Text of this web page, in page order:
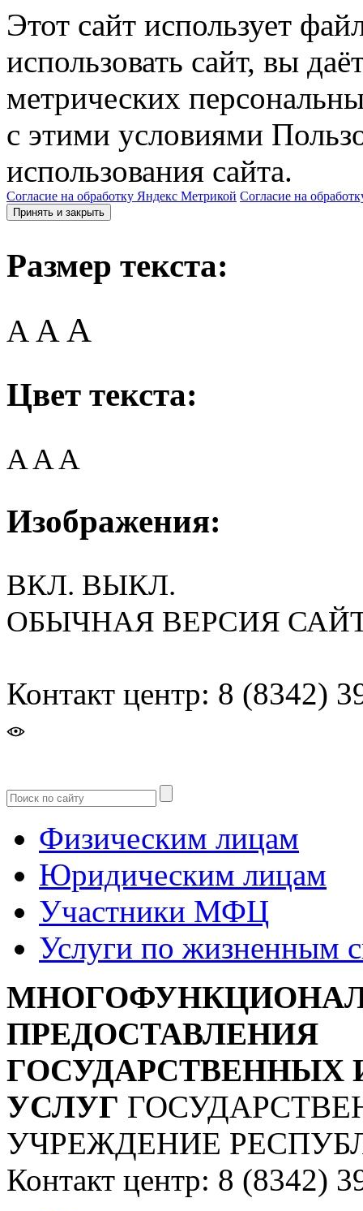
Этот сайт использует
использовать сайт, вы
метрических
с этими условиями
использования сайта.
Согласие на обработку Яндекс Метрикой Согласие на
Принять и закрыть
Размер текста:
A AA
Цвет текста:
AAA
Изображения:
ВКЛ. ВЫКЛ.
ОБЫЧНАЯ ВЕРСИЯ
Контакт центр: 8 (8342)
Физическим лицам
Юридическим лицам
Участники МФЦ
Услуги по жизненным
ПРЕДОСТАВЛЕНИЯ
УСЛУГ
УЧРЕЖДЕНИЕ
Контакт центр: 8 (8342)